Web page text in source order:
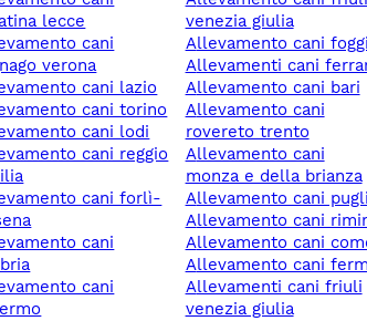
lecce
verona
cani lazio
cani torino
cani lodi
venezia giulia
allevamento cani
allevamenti cani
allevamento cani bari
allevamento cani
rovereto trento
allevamento cani
monza e della brianza
allevamento cani
allevamento cani
allevamento cani
allevamento cani
allevamenti cani friuli
venezia giulia